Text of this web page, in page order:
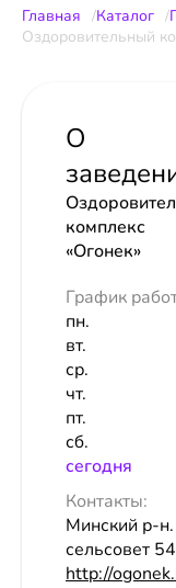
Главная Каталог
Оздоровительный
О
комплекс
«Огонек»
График
пн.
вт.
ср.
чт.
пт.
сб.
сeгодня
Контакты:
Минский р-н.
сельсовет 54
http://